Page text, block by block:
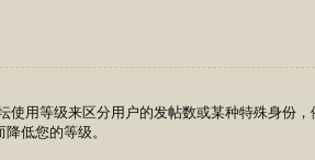
用等级来区分用户的发帖数或某种特殊身份
低您的等级。